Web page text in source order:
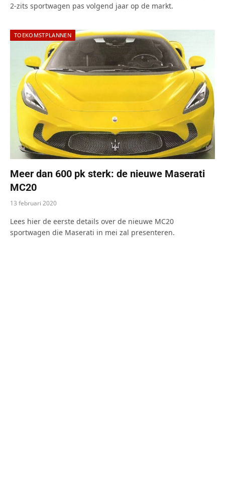
2-zits sportwagen pas volgend jaar op de markt.
TOEKOMSTPLANNEN
Meer dan 600 pk sterk: de nieuwe Maserati
MC20
13 februari 2020
Lees hier de eerste details over de nieuwe MC20
sportwagen die Maserati in mei zal presenteren.